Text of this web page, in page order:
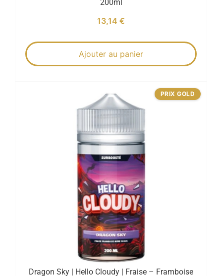
200ml
13,14 €
Ajouter au panier
Dragon Sky | Hello Cloudy | Fraise – Framboise
PRIX GOLD